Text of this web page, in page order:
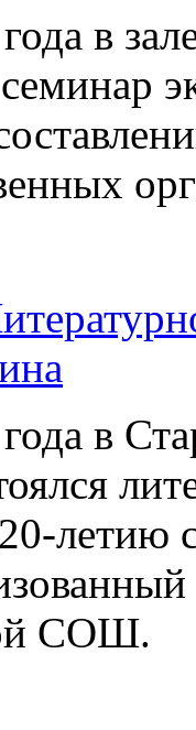
в
в
летию
СОШ.